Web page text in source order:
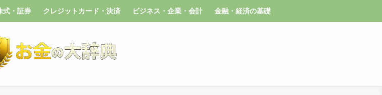
式・証券 クレジットカード・決済 ビジネス・企業・会計 金融・経済の基礎